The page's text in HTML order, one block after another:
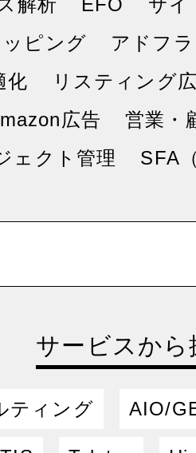
解析
EFO
サイ
ピング
アドフ
化
リスティング
広告
営業・
ェクト管理
SFA
サービスから
ティング AIO/